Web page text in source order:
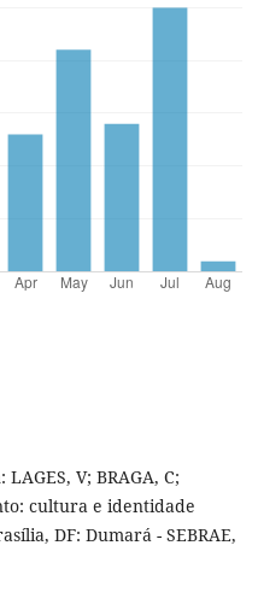
V; BRAGA, C;
cultura e identidade
DF: Dumará - SEBRAE,